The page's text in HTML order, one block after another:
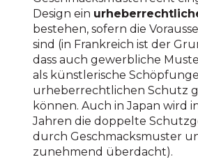
Design ein
bestehen, sofern die
sind (in Frankreich ist der
dass auch gewerbliche
als künstlerische
urheberrechtlichen Schutz
können. Auch in Japan wird
Jahren die doppelte
durch Geschmacksmuster
zunehmend überdacht).